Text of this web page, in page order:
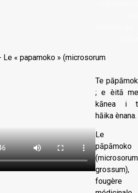
Le « papamoko » (microsorum
Te pāpā
; e èitā
kānea i
hāika ènana.
Le
pāpāmoko
(microsorum
grossum),
fougère